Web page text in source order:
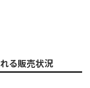
る販売状況